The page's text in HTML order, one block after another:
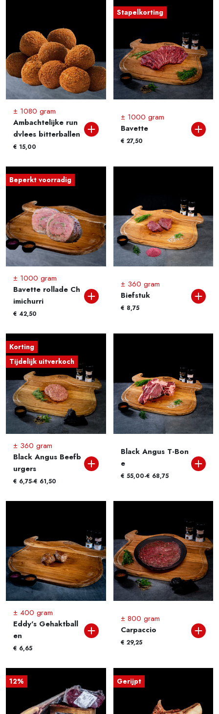
± 1080 gram
Ambachtelijke run
dvlees bitterballen
€ 15,00
Stapelkorting
± 1000 gram
Bavette
€ 27,50
Beperkt voorradig
± 1000 gram
Bavette rollade Ch
imichurri
€ 42,50
± 360 gram
Biefstuk
€ 8,75
Korting
Tijdelijk uitverkoch
± 360 gram
Black Angus Beefb
urgers
€ 6,75-€ 61,50
Prijsklasse: € 6,75 tot € 61,50
Black Angus T-Bon
e
€ 55,00-€ 68,75
Prijsklasse: € 55,00 tot € 68,75
± 400 gram
Eddy's Gehaktball
en
€ 6,65
± 800 gram
Carpaccio
€ 29,25
12% Gerijpt